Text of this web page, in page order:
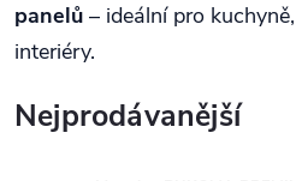
panelů – ideální pro
interiéry.
Nejprodávanější